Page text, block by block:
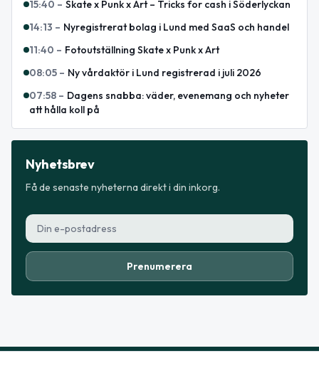
15:40 – Skate x Punk x Art – Tricks for cash i Söderlyckan
14:13 – Nyregistrerat bolag i Lund med SaaS och handel
11:40 – Fotoutställning Skate x Punk x Art
08:05 – Ny vårdaktör i Lund registrerad i juli 2026
07:58 – Dagens snabba: väder, evenemang och nyheter
att hålla koll på
Nyhetsbrev
Få de senaste nyheterna direkt i din inkorg.
Prenumerera